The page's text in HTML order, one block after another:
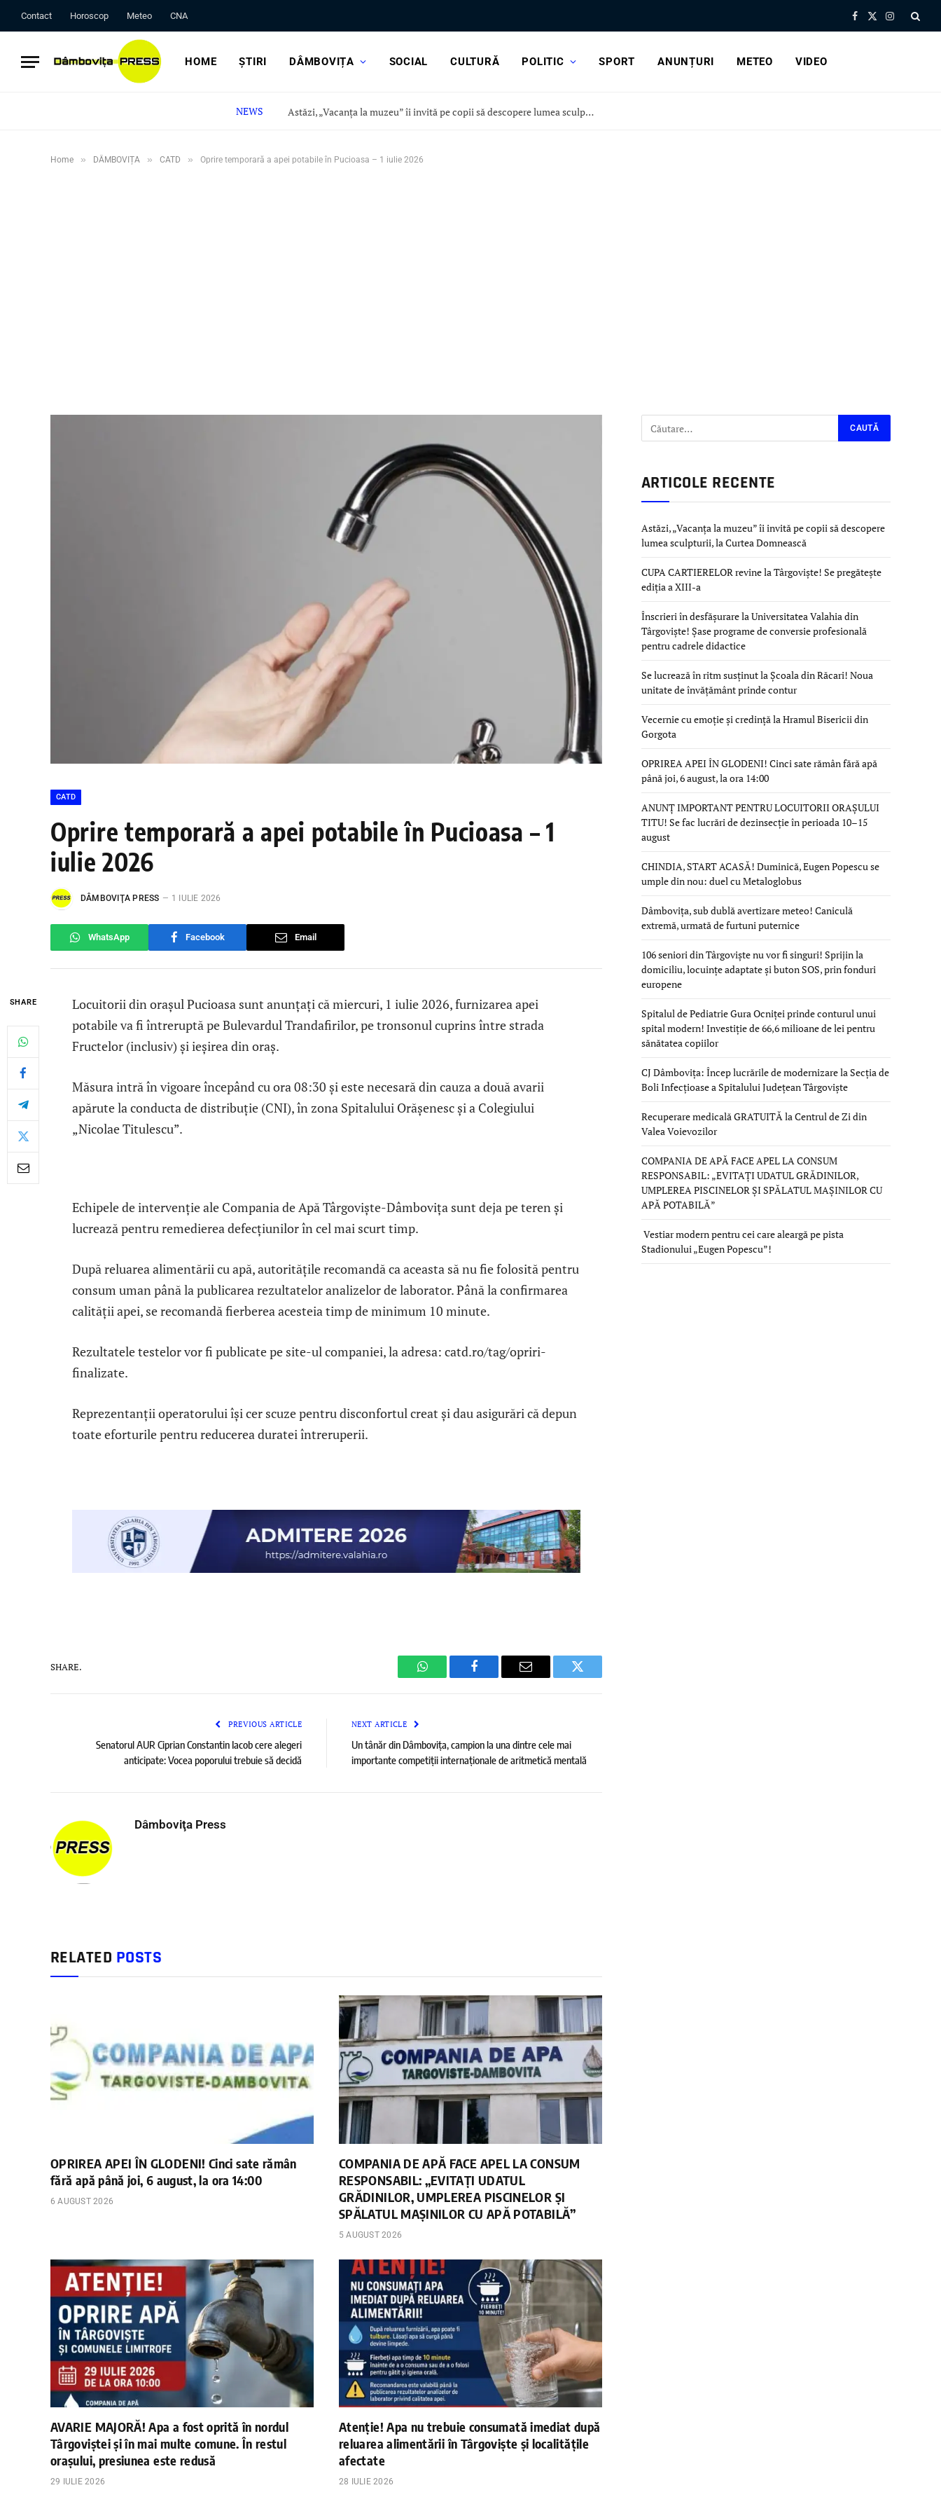
Contact Horoscop Meteo CNA Facebook
X
Instagram
HOME ȘTIRI DÂMBOVIȚA SOCIAL CULTURĂ POLITIC SPORT ANUNȚURI METEO VIDEO
NEWS Astăzi, „Vacanța la muzeu” îi invită pe copii să descopere lumea sculpturii, la Curtea Domnească
Home » DÂMBOVIȚA » CATD » Oprire temporară a apei potabile în Pucioasa – 1 iulie 2026
CATD
Oprire temporară a apei potabile în Pucioasa – 1
iulie 2026
DÂMBOVIŢA PRESS 1 IULIE 2026
WhatsApp Facebook Email
SHARE
Locuitorii din orașul Pucioasa sunt anunțați că miercuri, 1 iulie 2026, furnizarea apei
potabile va fi întreruptă pe Bulevardul Trandafirilor, pe tronsonul cuprins între strada
Fructelor (inclusiv) și ieșirea din oraș.
Măsura intră în vigoare începând cu ora 08:30 și este necesară din cauza a două avarii
apărute la conducta de distribuție (CNI), în zona Spitalului Orășenesc și a Colegiului
„Nicolae Titulescu”.
Echipele de intervenție ale Compania de Apă Târgoviște-Dâmbovița sunt deja pe teren și
lucrează pentru remedierea defecțiunilor în cel mai scurt timp.
După reluarea alimentării cu apă, autoritățile recomandă ca aceasta să nu fie folosită pentru
consum uman până la publicarea rezultatelor analizelor de laborator. Până la confirmarea
calității apei, se recomandă fierberea acesteia timp de minimum 10 minute.
Rezultatele testelor vor fi publicate pe site-ul companiei, la adresa: catd.ro/tag/opriri-
finalizate.
Reprezentanții operatorului își cer scuze pentru disconfortul creat și dau asigurări că depun
toate eforturile pentru reducerea duratei întreruperii.
SHARE.
WhatsAppFacebook Email Twitter
PREVIOUS ARTICLE
Senatorul AUR Ciprian Constantin Iacob cere alegeri
anticipate: Vocea poporului trebuie să decidă
NEXT ARTICLE
Un tânăr din Dâmbovița, campion la una dintre cele mai
importante competiții internaționale de aritmetică mentală
Dâmboviţa Press
RELATED POSTS
OPRIREA APEI ÎN GLODENI! Cinci sate rămân
fără apă până joi, 6 august, la ora 14:00
6 AUGUST 2026
COMPANIA DE APĂ FACE APEL LA CONSUM
RESPONSABIL: „EVITAȚI UDATUL
GRĂDINILOR, UMPLEREA PISCINELOR ȘI
SPĂLATUL MAȘINILOR CU APĂ POTABILĂ”
5 AUGUST 2026
AVARIE MAJORĂ! Apa a fost oprită în nordul
Târgoviștei și în mai multe comune. În restul
orașului, presiunea este redusă
29 IULIE 2026
Atenție! Apa nu trebuie consumată imediat după
reluarea alimentării în Târgoviște și localitățile
afectate
28 IULIE 2026
ARTICOLE RECENTE
Astăzi, „Vacanța la muzeu” îi invită pe copii să descopere
lumea sculpturii, la Curtea Domnească
CUPA CARTIERELOR revine la Târgoviște! Se pregătește
ediția a XIII-a
Înscrieri în desfășurare la Universitatea Valahia din
Târgoviște! Șase programe de conversie profesională
pentru cadrele didactice
Se lucrează în ritm susținut la Școala din Răcari! Noua
unitate de învățământ prinde contur
Vecernie cu emoție și credință la Hramul Bisericii din
Gorgota
OPRIREA APEI ÎN GLODENI! Cinci sate rămân fără apă
până joi, 6 august, la ora 14:00
ANUNȚ IMPORTANT PENTRU LOCUITORII ORAȘULUI
TITU! Se fac lucrări de dezinsecție în perioada 10–15
august
CHINDIA, START ACASĂ! Duminică, Eugen Popescu se
umple din nou: duel cu Metaloglobus
Dâmbovița, sub dublă avertizare meteo! Caniculă
extremă, urmată de furtuni puternice
106 seniori din Târgoviște nu vor fi singuri! Sprijin la
domiciliu, locuințe adaptate și buton SOS, prin fonduri
europene
Spitalul de Pediatrie Gura Ocniței prinde conturul unui
spital modern! Investiție de 66,6 milioane de lei pentru
sănătatea copiilor
CJ Dâmbovița: Încep lucrările de modernizare la Secția de
Boli Infecțioase a Spitalului Județean Târgoviște
Recuperare medicală GRATUITĂ la Centrul de Zi din
Valea Voievozilor
COMPANIA DE APĂ FACE APEL LA CONSUM
RESPONSABIL: „EVITAȚI UDATUL GRĂDINILOR,
UMPLEREA PISCINELOR ȘI SPĂLATUL MAȘINILOR CU
APĂ POTABILĂ”
Vestiar modern pentru cei care aleargă pe pista
Stadionului „Eugen Popescu”!